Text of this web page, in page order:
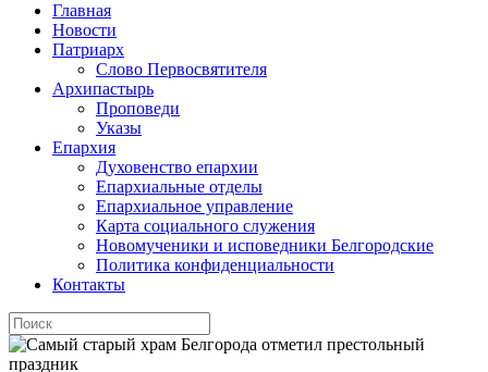
Главная
Новости
Патриарх
Слово Первосвятителя
Архипастырь
Проповеди
Указы
Епархия
Духовенство епархии
Епархиальные отделы
Епархиальное управление
Карта социального служения
Новомученики и исповедники Белгородские
Политика конфиденциальности
Контакты